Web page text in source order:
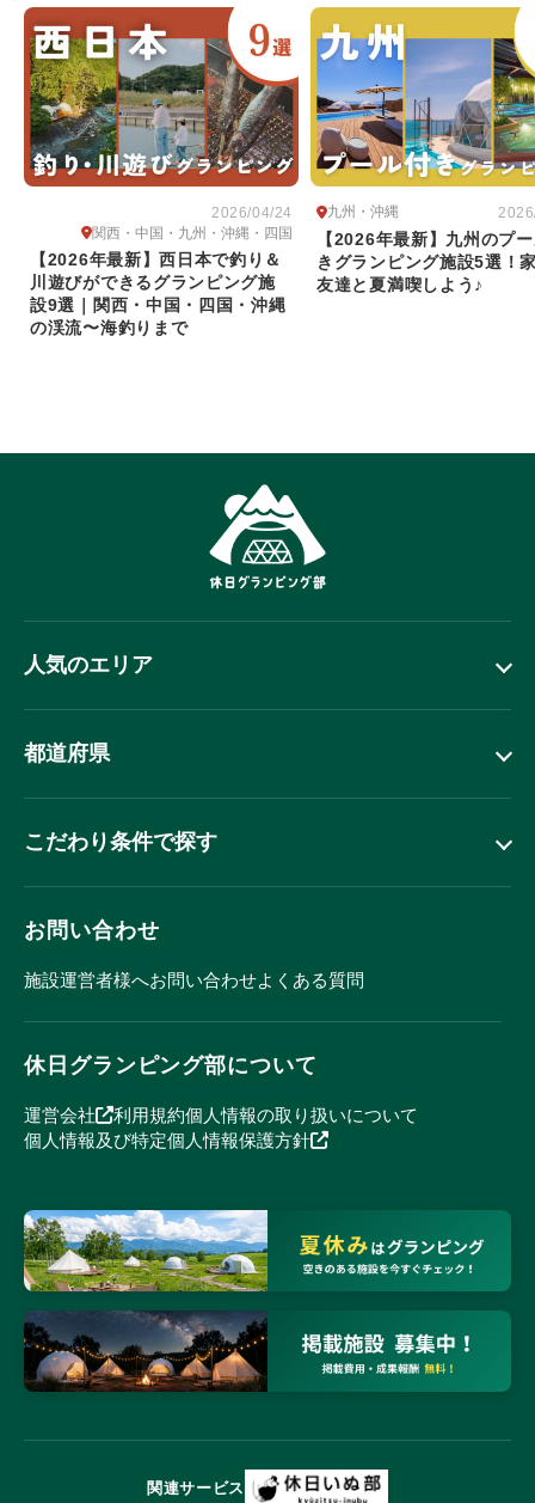
2026/04/24
関西・中国・九州・沖縄・四国
【2026年最新】西日本で釣り＆
川遊びができるグランピング施
設9選｜関西・中国・四国・沖縄
の渓流〜海釣りまで
九州・沖縄
【2026年最新】九州のプ
きグランピング施設5選！
友達と夏満喫しよう♪
人気のエリア
都道府県
こだわり条件で探す
お問い合わせ
施設運営者様へお問い合わせよくある質問
休日グランピング部について
運営会社 利用規約個人情報の取り扱いについて
個人情報及び特定個人情報保護方針
関連サービス